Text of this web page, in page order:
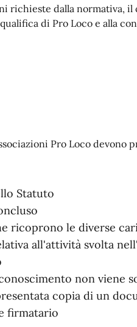
richieste dalla normativa, il
di Pro Loco e alla
Pro Loco devono
Statuto
ricoprono le diverse
all'attività svolta
non viene
copia di un
firmatario